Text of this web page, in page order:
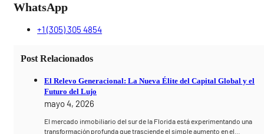
WhatsApp
+1 (305) 305 4854
Post Relacionados
El Relevo Generacional: La Nueva Élite del Capital Global y el
Futuro del Lujo
mayo 4, 2026
El mercado inmobiliario del sur de la Florida está experimentando una
transformación profunda que trasciende el simple aumento en el…